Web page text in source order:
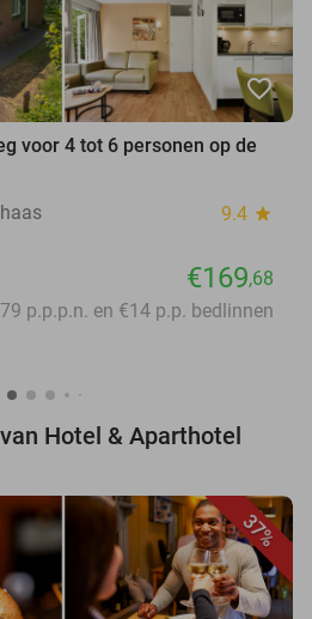
favorite_border
voor 4 tot 6 personen op de
9.4 star
€169,68
p.p.p.n. en €14 p.p. bedlinnen
Hotel & Aparthotel
37%